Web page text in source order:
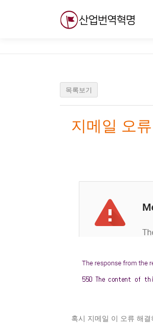
목록보기
지메일 오
혹시 지메일 이 오류 해